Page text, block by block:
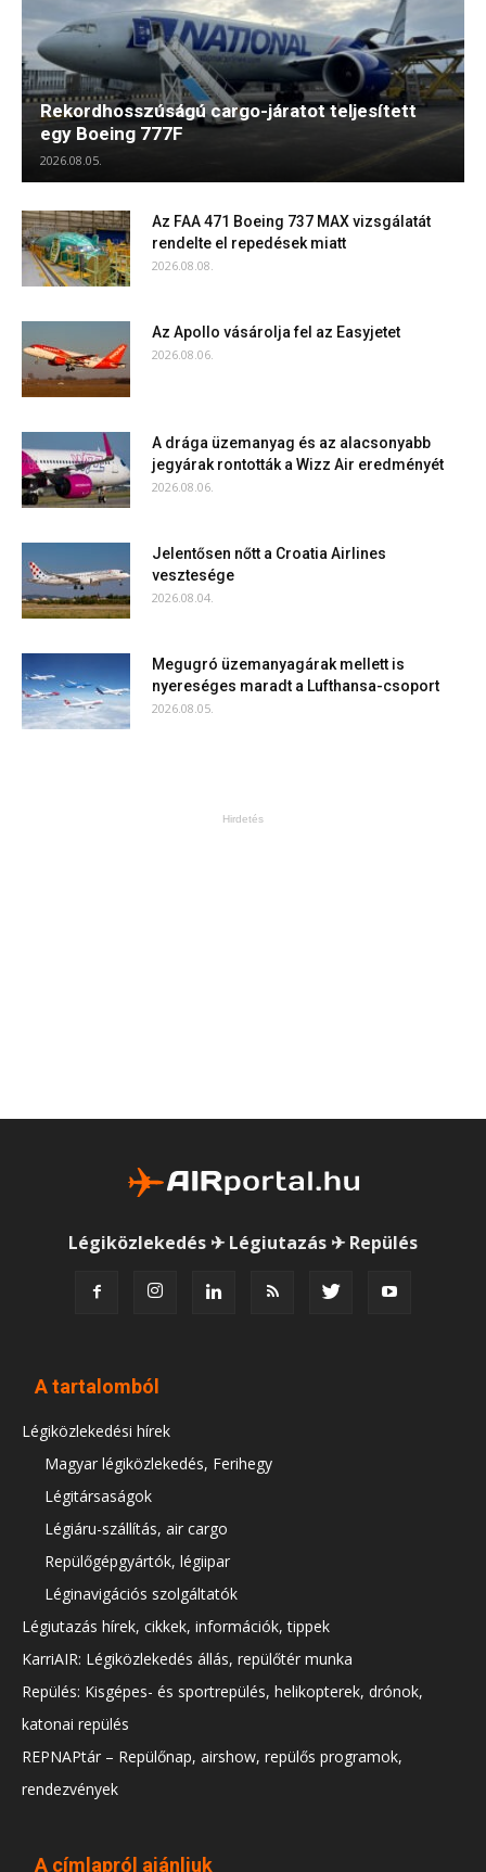
Rekordhosszúságú cargo-járatot teljesített
egy Boeing 777F
2026.08.05.
Az FAA 471 Boeing 737 MAX vizsgálatát
rendelte el repedések miatt
2026.08.08.
Az Apollo vásárolja fel az Easyjetet
2026.08.06.
A drága üzemanyag és az alacsonyabb
jegyárak rontották a Wizz Air eredményét
2026.08.06.
Jelentősen nőtt a Croatia Airlines
vesztesége
2026.08.04.
Megugró üzemanyagárak mellett is
nyereséges maradt a Lufthansa-csoport
2026.08.05.
Hirdetés
Légiközlekedés ✈ Légiutazás ✈ Repülés
A tartalomból
Légiközlekedési hírek
Magyar légiközlekedés, Ferihegy
Légitársaságok
Légiáru-szállítás, air cargo
Repülőgépgyártók, légiipar
Léginavigációs szolgáltatók
Légiutazás hírek, cikkek, információk, tippek
KarriAIR: Légiközlekedés állás, repülőtér munka
Repülés: Kisgépes- és sportrepülés, helikopterek, drónok,
katonai repülés
REPNAPtár – Repülőnap, airshow, repülős programok,
rendezvények
A címlapról ajánljuk